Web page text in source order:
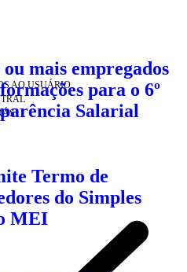
AO USUÁRIO
mais empregados
para o 6º
Salarial
Termo de
do Simples
MEI